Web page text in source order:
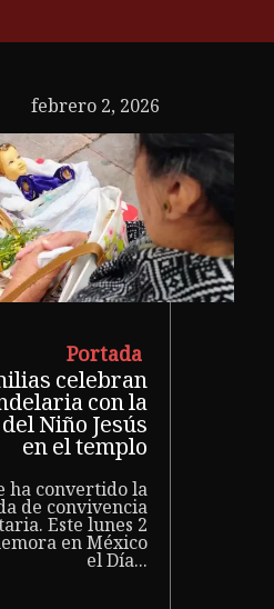
febrero 2, 2026
Portada
celebran
con la
Niño Jesús
en el templo
ha convertido la
de convivencia
Este lunes 2
en México
el Día...